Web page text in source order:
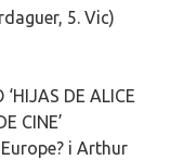
5. Vic)
‘HIJAS DE ALICE
CINE’
i Arthur